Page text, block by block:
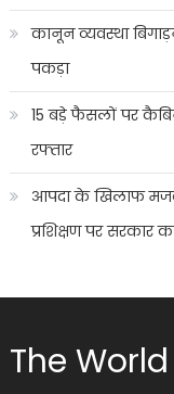
कानून व्यवस्था
पकड़ा
15 बड़े फैसलों पर
रफ्तार
आपदा के खिलाफ
प्रशिक्षण पर सरकार
The